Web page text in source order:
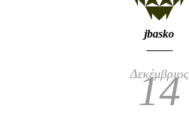
jbasko
Δεκέμβριος
14